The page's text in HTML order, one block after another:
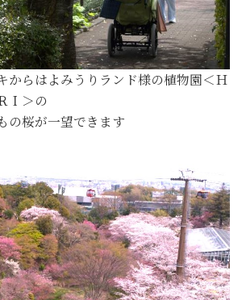
からはよみうりランド様の植物園＜Ｈ
Ｉ＞の
の桜が一望できます